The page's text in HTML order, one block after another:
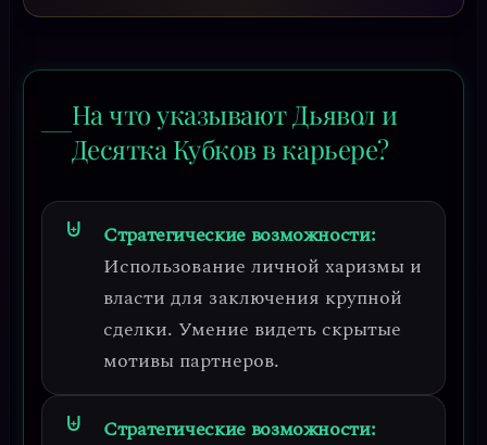
На что указывают Дьявол и
Десятка Кубков в карьере?
Стратегические возможности:
Использование личной харизмы и
власти для заключения крупной
сделки. Умение видеть скрытые
мотивы партнеров.
Стратегические возможности: